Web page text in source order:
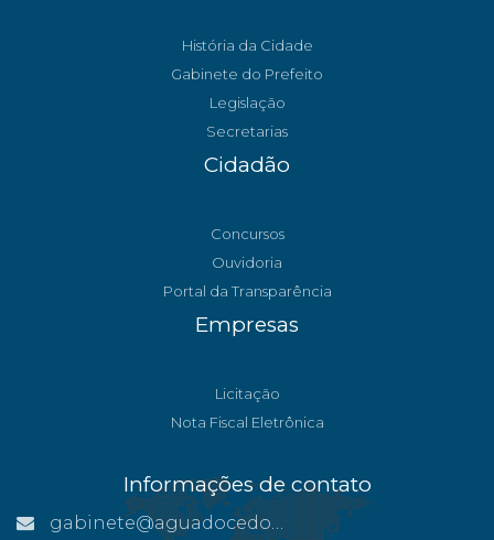
História da Cidade
Gabinete do Prefeito
Legislação
Secretarias
Cidadão
Concursos
Ouvidoria
Portal da Transparência
Empresas
Licitação
Nota Fiscal Eletrônica
Informações de contato
gabinete@aguadocedonorte.es.gov.br